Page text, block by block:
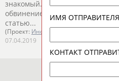
знакомый... ...экспертизы,
обвинение
Кокоринуи
статью...
(Проект: Информационное
07.04.2019
ИМЯ ОТПРАВИТЕЛЯ
КОНТАКТ